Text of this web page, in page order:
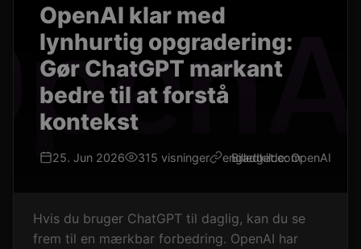
OpenAI klar med
lynhurtig opgradering:
Gør ChatGPT markant
bedre til at forstå
kontekst
25. Jun 2026 315 visninger engadget.com
Billedkilde: OpenAI
Hvis du bruger ChatGPT til daglig, kan du se
frem til en mærkbar forbedring. OpenAI har